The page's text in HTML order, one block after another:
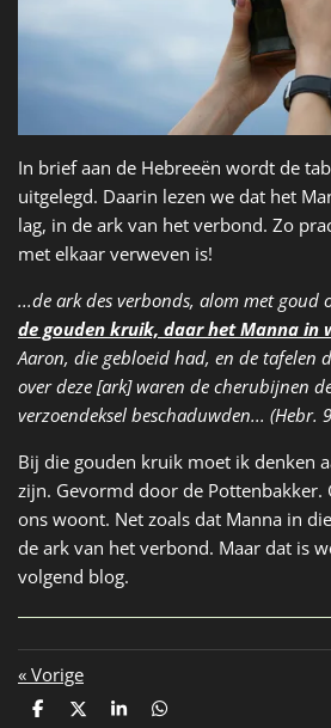
In brief aan de Hebreeën wordt de
uitgelegd. Daarin lezen we dat het
lag, in de ark van het verbond. Zo
met elkaar verweven is!
...de ark des verbonds, alom met goud
de gouden kruik, daar het Manna in
Aaron, die gebloeid had, en de tafelen
over deze [ark] waren de cherubijnen
verzoendeksel beschaduwden... (Hebr.
Bij die gouden kruik moet ik denken
zijn. Gevormd door de Pottenbakker.
ons woont. Net zoals dat Manna in
de ark van het verbond. Maar dat is
volgend blog.
« Vorige
D
D
S
D